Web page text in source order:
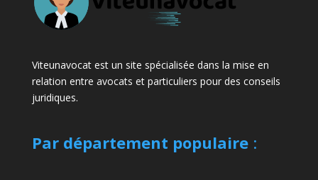
Viteunavocat est un site spécialisée dans la mise en
relation entre avocats et particuliers pour des conseils
juridiques.
Par département populaire: